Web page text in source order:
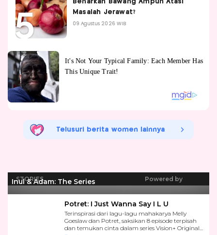
Masalah Jerawat?
09 Agustus 2026 WIB
Telusuri berita women lainnya